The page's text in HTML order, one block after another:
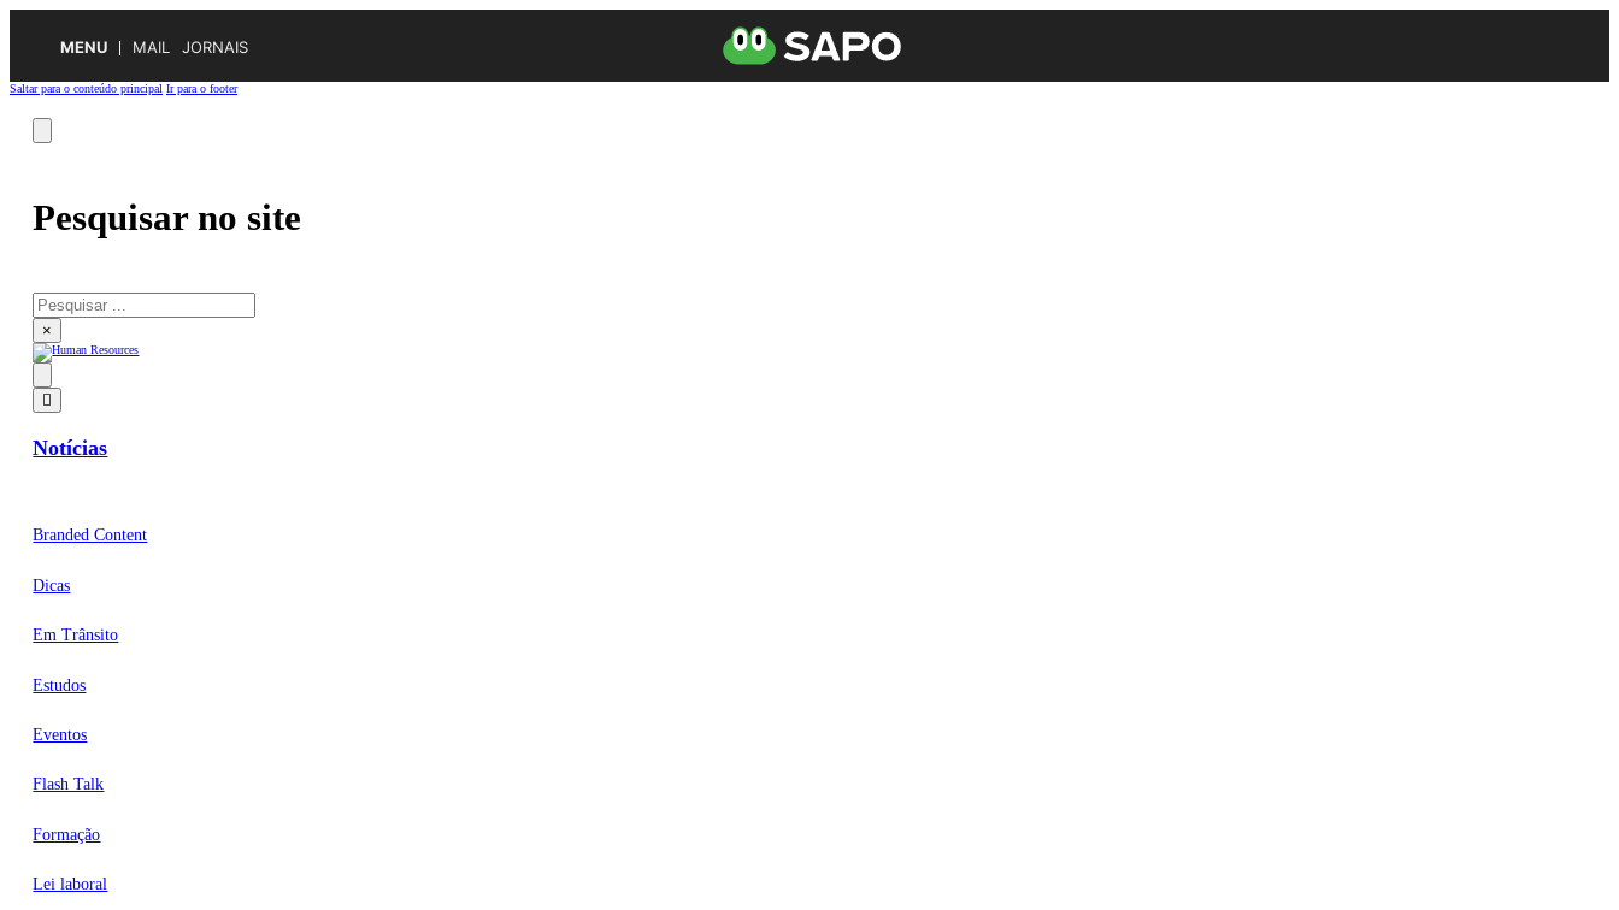
MENU MAIL JORNAIS
Saltar para o conteúdo principal Ir para o footer
Pesquisar no site
Pesquisar
×
Notícias
Branded Content
Dicas
Em Trânsito
Estudos
Eventos
Flash Talk
Formação
Lei laboral